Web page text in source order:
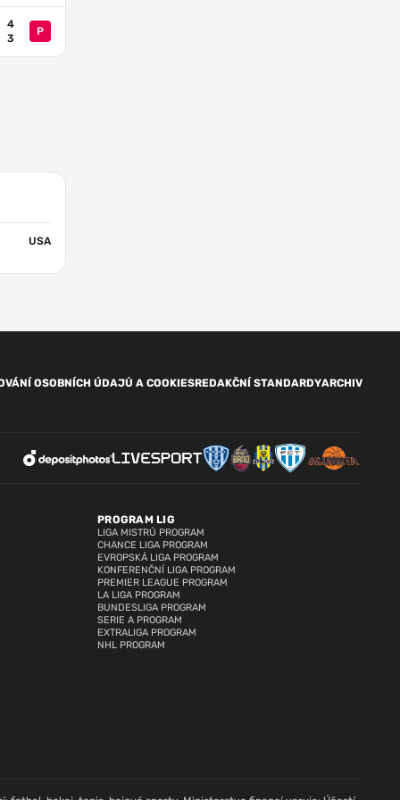
4
3
P
USA
OSOBNÍCH ÚDAJŮ A COOKIESREDAKČNÍ STANDARDYARCHIV
PROGRAM LIG
LIGA MISTRŮ PROGRAM
CHANCE LIGA PROGRAM
EVROPSKÁ LIGA PROGRAM
KONFERENČNÍ LIGA PROGRAM
PREMIER LEAGUE PROGRAM
LA LIGA PROGRAM
BUNDESLIGA PROGRAM
SERIE A PROGRAM
EXTRALIGA PROGRAM
NHL PROGRAM